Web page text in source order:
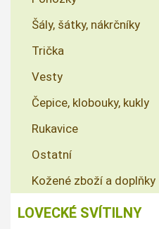
Šály, šátky, nákrčníky
Trička
Vesty
Čepice, klobouky, kukly
Rukavice
Ostatní
Kožené zboží a doplňky
LOVECKÉ SVÍTILNY